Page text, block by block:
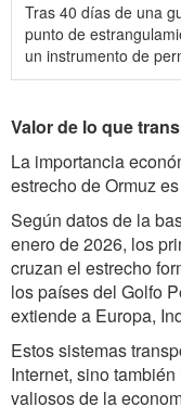
Tras 40 días de una
punto de
un instrumento de
Valor de lo que
La importancia
estrecho de Ormuz
Según datos de la
enero de 2026, los
cruzan el estrecho
los países del Golfo
extiende a Europa,
Estos sistemas
Internet, sino
valiosos de la